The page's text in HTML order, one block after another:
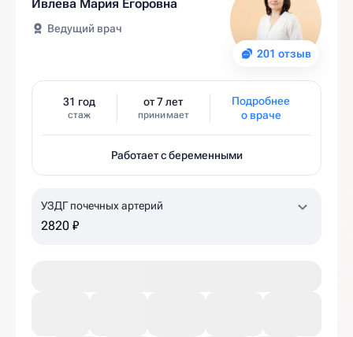
201 отзыв
Ивлева Мария Егоровна
Ведущий врач
31 год
стаж
от 7 лет
принимает
Подробнее
о враче
Работает с беременными
УЗДГ почечных артерий
2820 ₽